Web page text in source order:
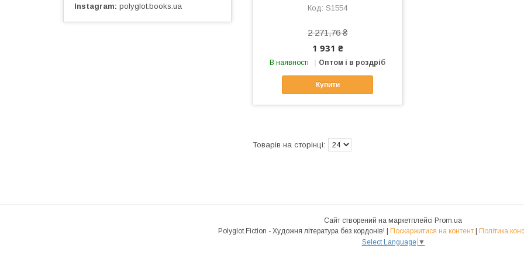
S1554
2 271,76 ₴
1 931 ₴
В наявності Оптом і в роздріб
Купити
Instagram polyglot.books.ua
Сайт створений на маркетплейсі Prom.ua
Поскаржитися на контент
Політика
Select Language ▼